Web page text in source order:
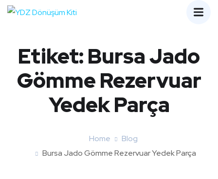
Etiket:Bursa Jado
Gömme Rezervuar
Yedek Parça
Home
Blog
Bursa Jado Gömme Rezervuar Yedek Parça